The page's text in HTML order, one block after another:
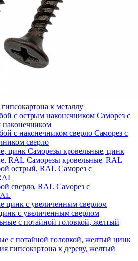
к металлу
Саморез с
наконечником
Саморез с
сверло
Саморезы кровельные, цинк
Саморезы кровельные, RAL
Саморез с
Саморез с
сверло, RAL
с увеличенным сверлом
с потайной головкой, желтый цинк